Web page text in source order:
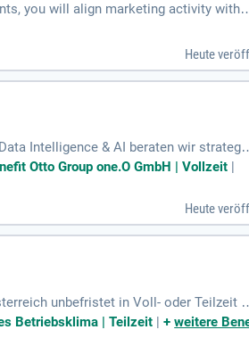
you will align marketing activity with
Heute
Intelligence & AI beraten wir
Wertschöpfungskette
Otto Group one.O GmbH | Vollzeit
Heute
unbefristet in Voll- oder Teilzeit
Betriebsklima | Teilzeit |+weitere